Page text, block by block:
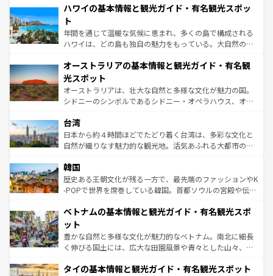
着のスイス情報はコンテンツ一覧を参照してほしい。
のような巨大都市は、観光、ショッピング、エンターテイ
ンメントが詰まった刺激的なスポットだ。一方、アメリカ
西部には大自然が広がり、グランドキャニオンやイエロー
ストーン国立公園といった絶景が堪能できる。さらに、南
文化が魅力。旅行者はアメリカの各地域で異なる魅力を楽
しみながら、その多様性と豊かな歴史を感じることができ
るだろう。車でのロードトリップや列車の旅も、アメリカ
ならではの贅沢な旅のスタイルだ。 なお、新着のアメリカ
情報は コンテンツ一覧 を参照してほしい。
ハワイの基本情報と観光ガイド・有名観光スポッ
ト
年間を通じて温暖な気候に恵まれ、多くの島で構成される
ハワイは、どの島も独自の魅力をもっている。大自然の神
ワイ島は見逃せない。また、定番の観光地といえばオアフ
島だが、静かな自然を求めるならマウイ島やカウアイ島が
おすすめ。エメラルドグリーンに輝く海をはじめ、豊かな
文化や歴史が息づいている。「アロハスピリット」と呼ば
人々、おいしいローカルフードやハワイアンミュージッ
ク、伝統的なフラダンスなど、すべてがハワイの魅力を彩
っている。訪れるたびに新しい発見と感動が待っているハ
はコンテンツ一覧
オーストラリアの基本情報と観光ガイド・有名観
光スポット
オーストラリアは、壮大な自然と多様な文化が魅力の国。
シドニーのシンボルであるシドニー・オペラハウス、オー
リアリーフや大陸中央部にそびえるウルル（エアーズロッ
ク）、タスマニアの美しい原生林やケアンズの熱帯雨林な
ど、見どころがたくさん。また、カフェやワイン、オージ
いる。アクティビティも充実しており、サーフィンやダイ
ビング、ハイキングなど、アウトドア好きにはたまらな
い。オーストラリアの多彩な魅力を存分に味わいつくそ
参照してほしい。
台湾
日本から約４時間ほどでたどり着く台湾は、多彩な文化と
自然が織りなす魅力的な観光地。活気あふれる大都市の台
ン）、静ひつな山岳地帯である台湾東部など、都市の喧騒
と山間の静けさが共存しており、訪れる人に新しい発見と
驚きをもたらしてくれる。また、奥深い台湾の食文化も魅
容にもいいと評判のスイーツなど、バラエティ豊かな料理
照してほしい。
韓国
歴史ある王朝文化が残る一方で、最先端のファッションやK
-POPで世界を席巻している韓国。首都ソウルの宮殿や伝統
き、地方に足を延ばせば四季折々の自然美を楽しむことが
できる。そして、キムチや焼肉、絶品のストリートフード
まで、さまざまな韓国料理が待っている。夜には、韓国な
らではのナイトライフも堪能できる。あたたかいホスピタ
わってみてほしい。 なお、新着の韓国情報はコンテンツ一
ベトナムの基本情報と観光ガイド・有名観光スポ
ット
豊かな自然と多様な文化が魅力的なベトナム。南北に細長
く伸びる国土には、広大な田園風景や青々とした山々、世
急速な発展と共に伝統が息づく。ハノイの古い町並みやホ
タイの基本情報と観光ガイド・有名観光スポット